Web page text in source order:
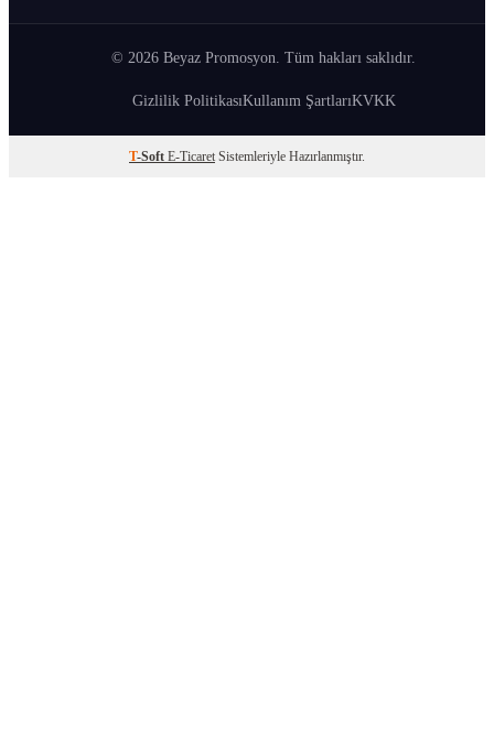
© 2026 Beyaz Promosyon. Tüm hakları saklıdır.
Gizlilik PolitikasıKullanım ŞartlarıKVKK
T-Soft E-Ticaret Sistemleriyle Hazırlanmıştır.